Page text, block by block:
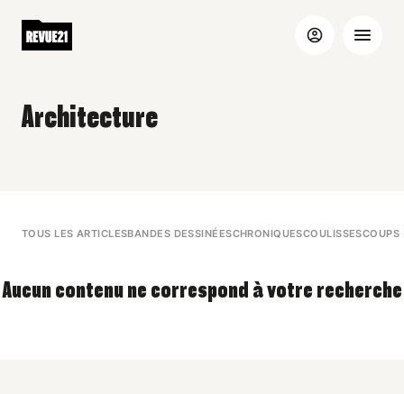
Architecture
TOUS LES ARTICLESBANDES DESSINÉESCHRONIQUESCOULISSESCOUPS
Aucun contenu ne correspond à votre recherche